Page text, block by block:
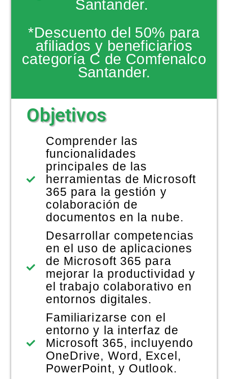
Santander.
*Descuento del 50% para
afiliados y beneficiarios
categoría C de Comfenalco
Santander.
Objetivos
Comprender las
funcionalidades
principales de las
herramientas de Microsoft
365 para la gestión y
colaboración de
documentos en la nube.
Desarrollar competencias
en el uso de aplicaciones
de Microsoft 365 para
mejorar la productividad y
el trabajo colaborativo en
entornos digitales.
Familiarizarse con el
entorno y la interfaz de
Microsoft 365, incluyendo
OneDrive, Word, Excel,
PowerPoint, y Outlook.